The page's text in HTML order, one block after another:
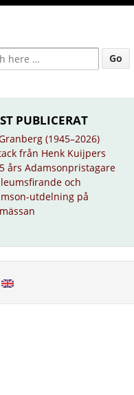
PUBLICERAT
(1945–2026)
från Henk Kuijpers
års Adamsonpristagare
och
utdelning på